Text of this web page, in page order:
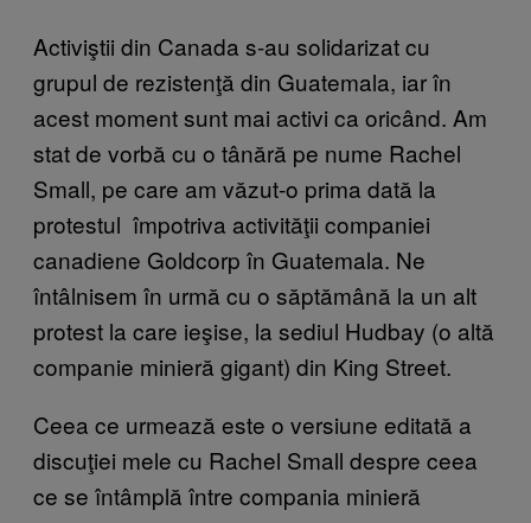
Activiştii din Canada s-au solidarizat cu
grupul de rezistenţă din Guatemala, iar în
acest moment sunt mai activi ca oricând. Am
stat de vorbă cu o tânără pe nume Rachel
Small, pe care am văzut-o prima dată la
protestul împotriva activităţii companiei
canadiene Goldcorp în Guatemala. Ne
întâlnisem în urmă cu o săptămână la un alt
protest la care ieşise, la sediul Hudbay (o altă
companie minieră gigant) din King Street.
Ceea ce urmează este o versiune editată a
discuţiei mele cu Rachel Small despre ceea
ce se întâmplă între compania minieră